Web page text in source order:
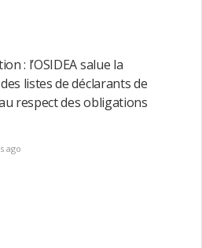
: l’OSIDEA salue la
listes de déclarants de
respect des obligations
ago